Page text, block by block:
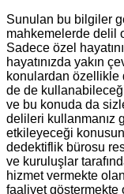
Sunulan bu bilgiler
mahkemelerde delil
Sadece özel
hayatınızda yakın
konulardan özellikle
de de
ve bu konuda da
delileri kullanmanız
etkileyeceği
dedektiflik bürosu
ve kuruluşlar
hizmet vermekte
faaliyet göstermekte